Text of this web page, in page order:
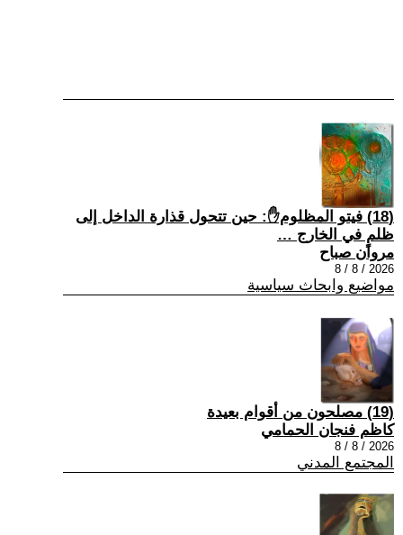
(18) فيتو المظلوم✋: حين تتحول قذارة الداخل إلى
ظلمٍ في الخارج …
مروان صباح
2026 / 8 / 8
مواضيع وابحاث سياسية
(19) مصلحون من أقوام بعيدة
كاظم فنجان الحمامي
2026 / 8 / 8
المجتمع المدني